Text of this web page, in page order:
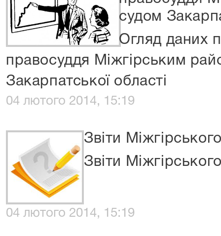
судом
Огляд даних
правосуддя Міжгірським
Закарпатської області
04 лютого 2014, 15:19
Звіти
Звіти
04 лютого 2014, 15:19